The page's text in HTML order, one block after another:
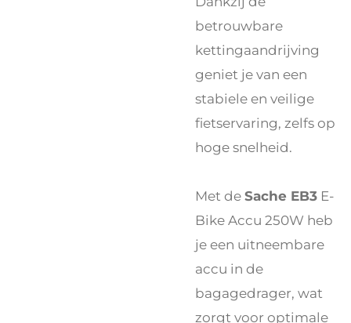
betrouwbare
kettingaandrijving
geniet je van een
stabiele en veilige
fietservaring, zelfs op
hoge snelheid.
Met deSache EB3 E-
Bike Accu 250W heb
je een uitneembare
accu in de
bagagedrager, wat
zorgt voor optimale